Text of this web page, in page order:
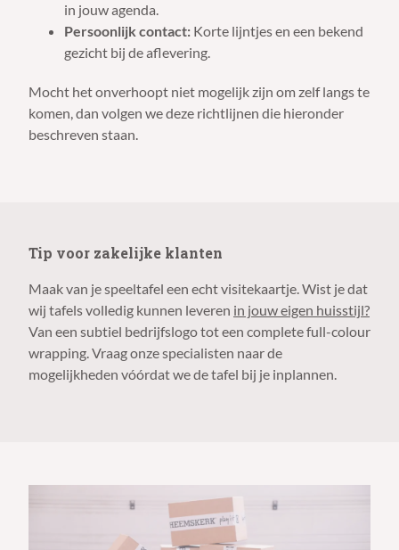
in jouw agenda.
Persoonlijk contact: Korte lijntjes en een bekend
gezicht bij de aflevering.
Mocht het onverhoopt niet mogelijk zijn om zelf langs te
komen, dan volgen we deze richtlijnen die hieronder
beschreven staan.
Tip voor zakelijke klanten
Maak van je speeltafel een echt visitekaartje. Wist je dat
wij tafels volledig kunnen leveren in jouw eigen huisstijl?
Van een subtiel bedrijfslogo tot een complete full-colour
wrapping. Vraag onze specialisten naar de
mogelijkheden vóórdat we de tafel bij je inplannen.